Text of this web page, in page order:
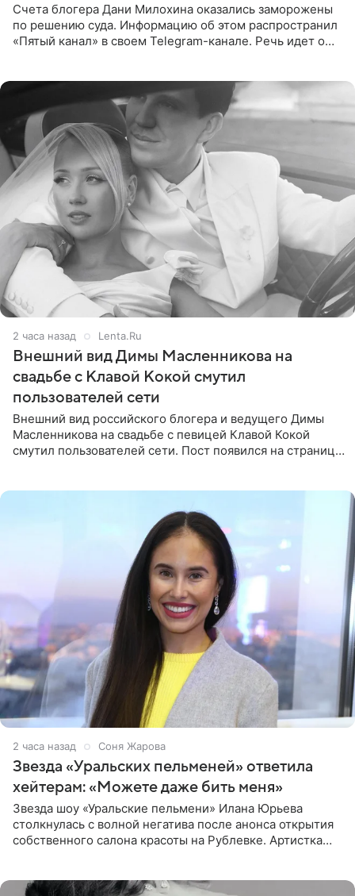
Счета блогера Дани Милохина оказались заморожены
по решению суда. Информацию об этом распространил
«Пятый канал» в своем Telegram-канале. Речь идет о
2 часа назад Lenta.Ru
Внешний вид Димы Масленникова на
свадьбе с Клавой Кокой смутил
пользователей сети
Внешний вид российского блогера и ведущего Димы
Масленникова на свадьбе с певицей Клавой Кокой
смутил пользователей сети. Пост появился на странице
2 часа назад Соня Жарова
Звезда «Уральских пельменей» ответила
хейтерам: «Можете даже бить меня»
Звезда шоу «Уральские пельмени» Илана Юрьева
столкнулась с волной негатива после анонса открытия
собственного салона красоты на Рублевке. Артистка